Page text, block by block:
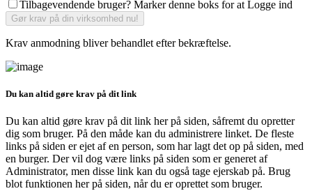
Tilbagevendende bruger? Marker denne boks for at Logge ind
Krav anmodning bliver behandlet efter bekræftelse.
Du kan altid gøre krav på dit link
Du kan altid gøre krav på dit link her på siden, såfremt du opretter
dig som bruger. På den måde kan du administrere linket. De fleste
links på siden er ejet af en person, som har lagt det op på siden, med
en burger. Der vil dog være links på siden som er generet af
Administrator, men disse link kan du også tage ejerskab på. Brug
blot funktionen her på siden, når du er oprettet som bruger.